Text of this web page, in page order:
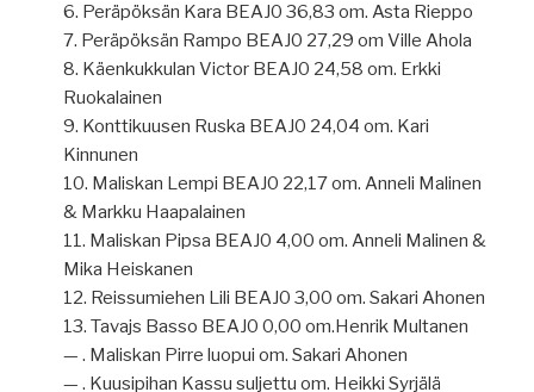
6. Peräpöksän Kara BEAJ0 36,83 om. Asta Rieppo
7. Peräpöksän Rampo BEAJ0 27,29 om Ville Ahola
8. Käenkukkulan Victor BEAJ0 24,58 om. Erkki
Ruokalainen
9. Konttikuusen Ruska BEAJ0 24,04 om. Kari
Kinnunen
10. Maliskan Lempi BEAJ0 22,17 om. Anneli Malinen
& Markku Haapalainen
11. Maliskan Pipsa BEAJ0 4,00 om. Anneli Malinen &
Mika Heiskanen
12. Reissumiehen Lili BEAJ0 3,00 om. Sakari Ahonen
13. Tavajs Basso BEAJ0 0,00 om.Henrik Multanen
— . Maliskan Pirre luopui om. Sakari Ahonen
— . Kuusipihan Kassu suljettu om. Heikki Syrjälä